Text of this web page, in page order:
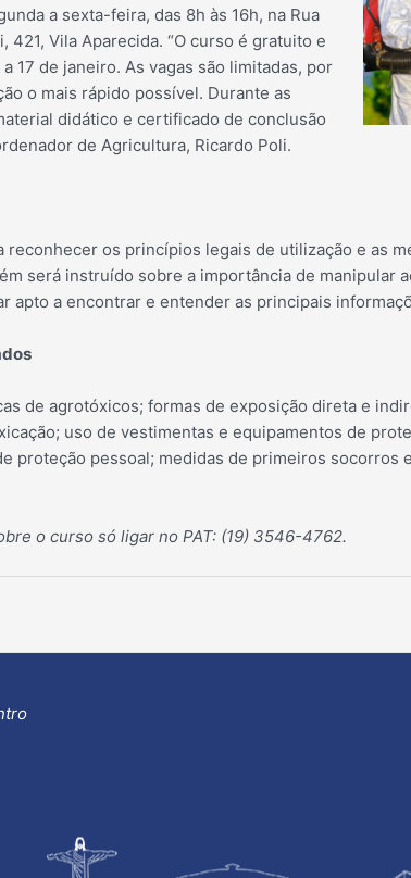
a sexta-feira, das 8h às 16h, na Rua
421, Vila Aparecida. “O curso é gratuito e
17 de janeiro. As vagas são limitadas, por
o mais rápido possível. Durante as
didático e certificado de conclusão
de Agricultura, Ricardo Poli.
reconhecer os princípios legais de utilização e as
será instruído sobre a importância de manipular
apto a encontrar e entender as principais
de agrotóxicos; formas de exposição direta e
uso de vestimentas e equipamentos de
proteção pessoal; medidas de primeiros socorros
o curso só ligar no PAT: (19) 3546-4762.